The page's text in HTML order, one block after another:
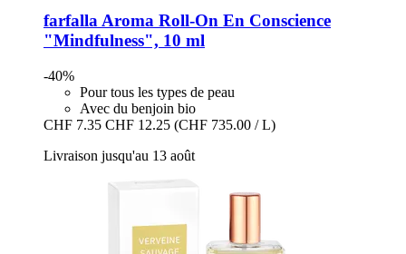
farfalla Aroma Roll-​On En Conscience
"Mindfulness", 10 ml
-40%
Pour tous les types de peau
Avec du benjoin bio
CHF 7.35 CHF 12.25 (CHF 735.00 / L)
Livraison jusqu'au 13 août